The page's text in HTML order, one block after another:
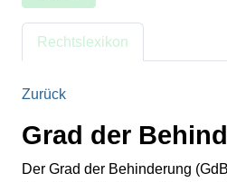
Rechtslexikon
Zurück
Grad der
Der Grad der Behinderung